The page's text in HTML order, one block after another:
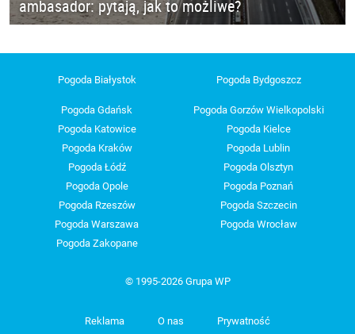
ambasador: pytają, jak to możliwe?
Pogoda Białystok Pogoda Bydgoszcz
Pogoda Gdańsk
Pogoda Gorzów Wielkopolski
Pogoda Katowice
Pogoda Kielce
Pogoda Kraków
Pogoda Lublin
Pogoda Łódź
Pogoda Olsztyn
Pogoda Opole
Pogoda Poznań
Pogoda Rzeszów
Pogoda Szczecin
Pogoda Warszawa
Pogoda Wrocław
Pogoda Zakopane
© 1995-2026 Grupa WP
Reklama O nas Prywatność